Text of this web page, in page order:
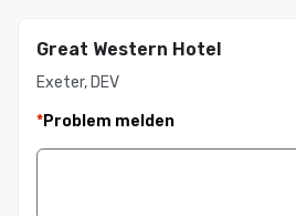
Great Western Hotel
Exeter, DEV
*Problem melden